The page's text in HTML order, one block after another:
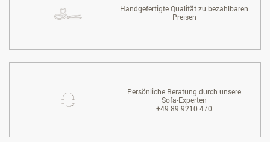
Handgefertigte Qualität zu bezahlbaren
Preisen
Persönliche Beratung durch unsere
Sofa-Experten
+49 89 9210 470